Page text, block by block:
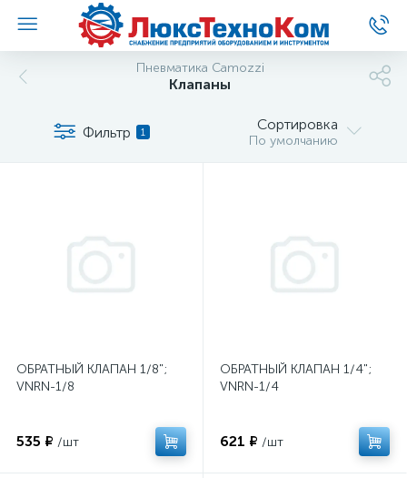
Пневматика Camozzi
Клапаны
Фильтр 1 Сортировка
По умолчанию
ОБРАТНЫЙ КЛАПАН 1/8";
VNRN-1/8
535 ₽ /шт
ОБРАТНЫЙ КЛАПАН 1/4";
VNRN-1/4
621 ₽ /шт